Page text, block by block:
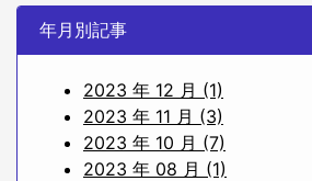
年月別記事
2023 年 12 月 (1)
2023 年 11 月 (3)
2023 年 10 月 (7)
2023 年 08 月 (1)